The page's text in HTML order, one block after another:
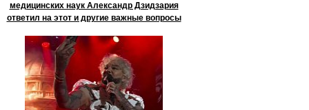
медицинских наук Александр Дзидзария
ответил на этот и другие важные вопросы